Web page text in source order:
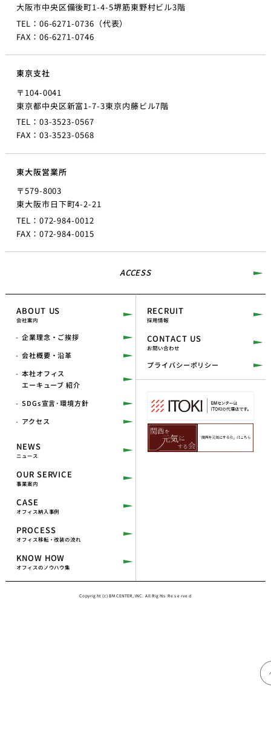
大阪市中央区備後町1-4-5堺筋東野村ビル3階
TEL：06-6271-0736（代表）
FAX：06-6271-0746
東京支社
〒104-0041
東京都中央区新富1-7-3東京内藤ビル7階
TEL：03-3523-0567
FAX：03-3523-0568
東大阪営業所
〒579-8003
東大阪市日下町4-2-21
TEL：072-984-0012
FAX：072-984-0015
ACCESS
ABOUT US
会社案内
企業理念・ご挨拶
会社概要・沿革
本社オフィス
エーキューブ 紹介
SDGs宣言･環境方針
アクセス
NEWS
ニュース
OUR SERVICE
事業案内
CASE
オフィス納入事例
PROCESS
オフィス移転・改装の流れ
KNOW HOW
オフィスのノウハウ集
RECRUIT
採用情報
CONTACT US
お問い合わせ
プライバシーポリシー
Copyright (c) BM CENTER, INC. All Rights Reserved